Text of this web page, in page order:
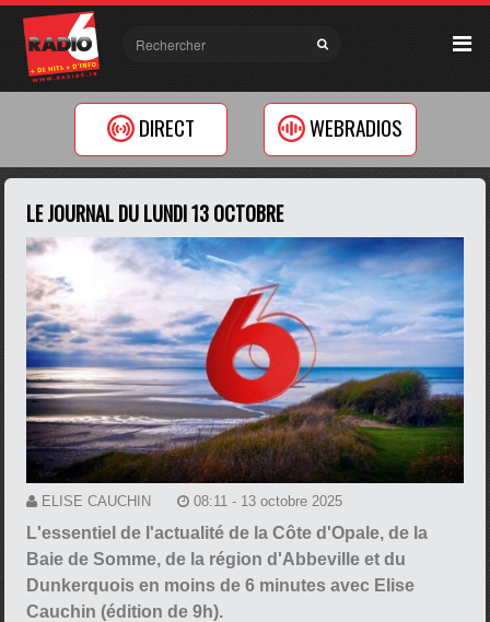
DIRECT WEBRADIOS
LE JOURNAL DU LUNDI 13 OCTOBRE
ELISE CAUCHIN 08:11 - 13 octobre 2025
L'essentiel de l'actualité de la Côte d'Opale, de la
Baie de Somme, de la région d'Abbeville et du
Dunkerquois en moins de 6 minutes avec Elise
Cauchin (édition de 9h).